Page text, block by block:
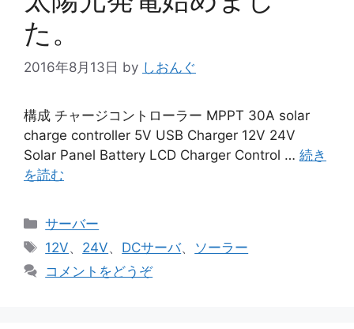
た。
2016年8月13日 by しおんぐ
構成 チャージコントローラー MPPT 30A solar
charge controller 5V USB Charger 12V 24V
Solar Panel Battery LCD Charger Control … 続き
を読む
カ
テ
リ
サーバー
タ
グ
12V、 24V、 DCサーバ、 ソーラー
コメントをどうぞ